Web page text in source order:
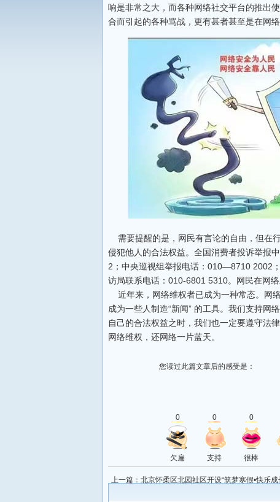
响是非常之大，而各种网络社交平台的推出
合而引起的各种骂战，更有甚者甚至是在网
需要提醒的是，网民有言论的自由，但在
侵犯他人的合法权益。全国消费者投诉举报
2；中央巡视组举报电话：010—8710 2002
访局联系电话：010-6801 5310。网民在网
近年来，网络维权者已成为一种常态。网
成为一些人制造“新闻” 的工具。我们支持网
自己的合法权益之时，我们也一定要遵守法
网络维权，还网络一片蓝天。
您读过此篇文章后的感受是：
0 0 0
欠扁 支持 很棒
上一篇： 北京怀柔区北园社区开设“筑梦寒假•快乐成